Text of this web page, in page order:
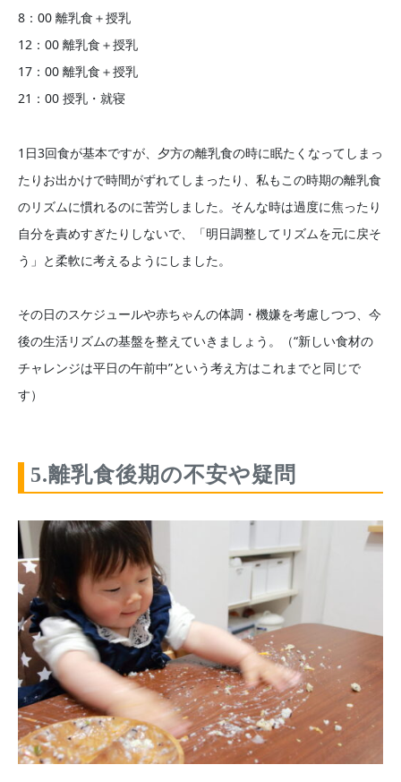
8：00 離乳食＋授乳
12：00 離乳食＋授乳
17：00 離乳食＋授乳
21：00 授乳・就寝
1日3回食が基本ですが、夕方の離乳食の時に眠たくなってしまっ
たりお出かけで時間がずれてしまったり、私もこの時期の離乳食
のリズムに慣れるのに苦労しました。そんな時は過度に焦ったり
自分を責めすぎたりしないで、「明日調整してリズムを元に戻そ
う」と柔軟に考えるようにしました。
その日のスケジュールや赤ちゃんの体調・機嫌を考慮しつつ、今
後の生活リズムの基盤を整えていきましょう。（“新しい食材の
チャレンジは平日の午前中”という考え方はこれまでと同じで
す）
5.離乳食後期の不安や疑問